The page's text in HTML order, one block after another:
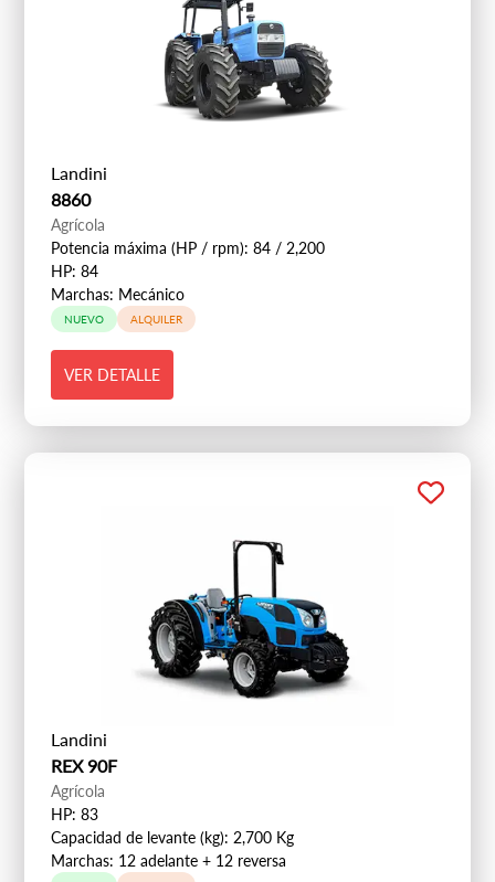
Landini
8860
Agrícola
Potencia máxima (HP / rpm): 84 / 2,200
HP: 84
Marchas: Mecánico
NUEVO ALQUILER
VER DETALLE
Landini
REX 90F
Agrícola
HP: 83
Capacidad de levante (kg): 2,700 Kg
Marchas: 12 adelante + 12 reversa